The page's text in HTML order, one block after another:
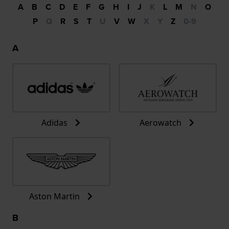
A B C D E F G H I J K L M N
O
P
Q R S T U V W X Y Z 0-9
A
Adidas Aerowatch
Aston Martin
B